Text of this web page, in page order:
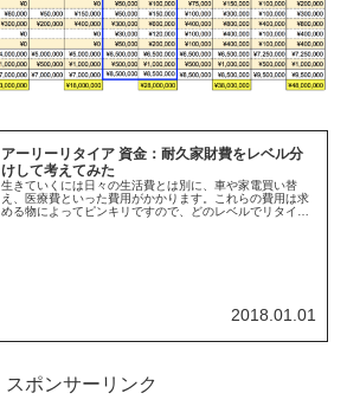
アーリーリタイア 資金：耐久家財費をレベル分
けして考えてみた
生きていくには日々の生活費とは別に、車や家電買い替
え、医療費といった費用がかかります。これらの費用は求
める物によってピンキリですので、どのレベルでリタイア
2018.01.01
スポンサーリンク